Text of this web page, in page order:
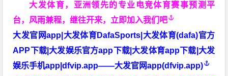
大发体育，亚洲领先的专业电竞体育赛事预测平
台，风雨兼程，继往开来，立即加入我们吧
大发官网app|大发体育DafaSports|大发体育(dafa)官方
APP下载|大发娱乐官方app下载|大发体育app下载|大发
娱乐手机app|dfvip.app——大发官网app(dfvip.app)